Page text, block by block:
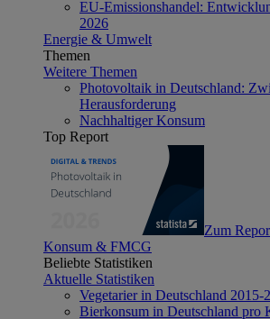
EU-Emissionshandel:
2026
Energie & Umwelt
Themen
Weitere Themen
Photovoltaik in Deutschland:
Herausforderung
Nachhaltiger Konsum
Top Report
Zum
Konsum & FMCG
Beliebte Statistiken
Aktuelle Statistiken
Vegetarier in Deutschland 2015-
Bierkonsum in Deutschland pro